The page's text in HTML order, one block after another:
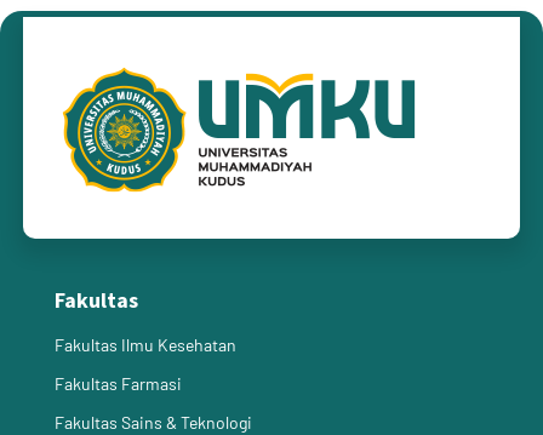
Fakultas
Fakultas Ilmu Kesehatan
Fakultas Farmasi
Fakultas Sains & Teknologi